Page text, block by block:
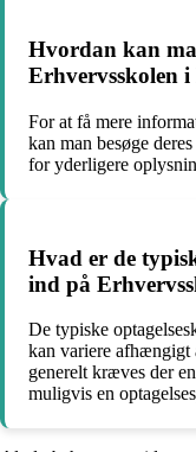
Hvordan kan
Erhvervsskolen
For at få mere
kan man besøge
for yderligere
Hvad er de
ind på
De typiske
kan variere afhængigt
generelt kræves der
muligvis en